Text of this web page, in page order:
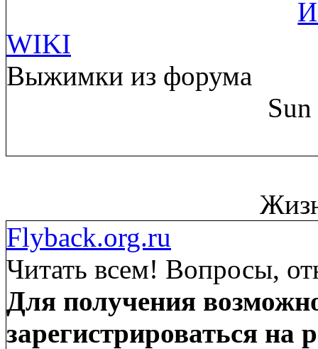
WIKI
Выжимки из форума
Flyback.org.ru
Читать всем! Вопросы,
Для получения
зарегистрироваться